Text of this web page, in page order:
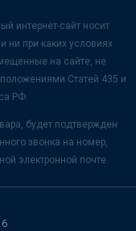
интернет-сайт носит
ни при каких условиях
на сайте, не
Статей 435 и
РФ.
будет подтвержден
звонка на номер,
электронной почте.